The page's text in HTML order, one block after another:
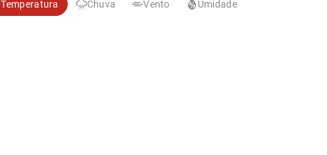
Temperatura Chuva Vento Umidade